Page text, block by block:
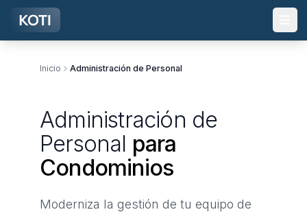
Ir al contenido principal
Inicio Administración de Personal
Administración de
Personal para
Condominios
Moderniza la gestión de tu equipo de